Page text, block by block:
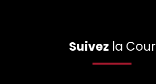
Suivez la Cour